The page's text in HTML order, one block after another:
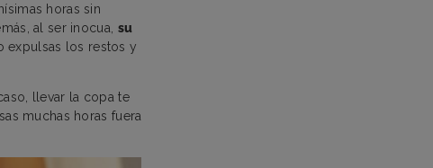
horas sin
al ser inocua, su
expulsas los restos y
llevar la copa te
muchas horas fuera